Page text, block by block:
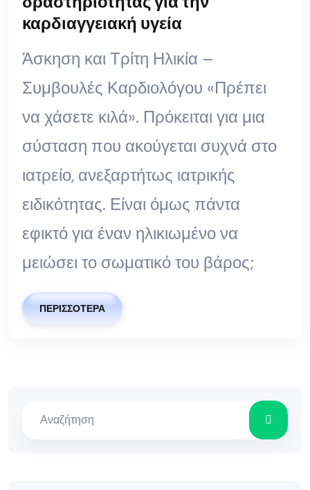
καρδιαγγειακή υγεία
Άσκηση και Τρίτη Ηλικία –
Συμβουλές Καρδιολόγου «Πρέπει
να χάσετε κιλά». Πρόκειται για μια
σύσταση που ακούγεται συχνά στο
ιατρείο, ανεξαρτήτως ιατρικής
ειδικότητας. Είναι όμως πάντα
εφικτό για έναν ηλικιωμένο να
μειώσει το σωματικό του βάρος;
ΠΕΡΙΣΣΌΤΕΡΑ